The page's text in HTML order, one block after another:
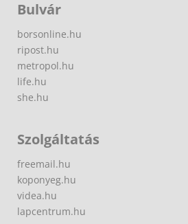
Bulvár
borsonline.hu
ripost.hu
metropol.hu
life.hu
she.hu
Szolgáltatás
freemail.hu
koponyeg.hu
videa.hu
lapcentrum.hu